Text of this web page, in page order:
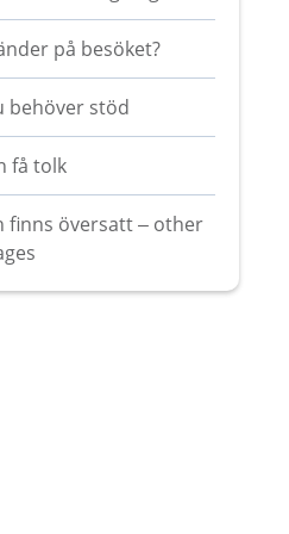
på besöket?
behöver stöd
få tolk
finns översatt – other